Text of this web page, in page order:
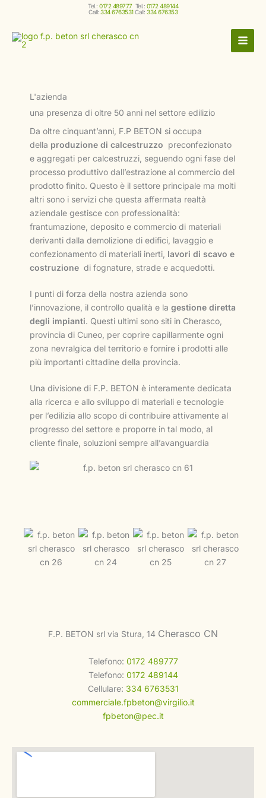
contenuto
Tel.: 0172 489777Tel.: 0172 489144
Call: 334 6763531Call: 334 676353
L'azienda
una presenza di oltre 50 anni nel settore edilizio
Da oltre cinquant’anni, F.P BETON si occupa
della produzione di calcestruzzo preconfezionato
e aggregati per calcestruzzi, seguendo ogni fase del
processo produttivo dall’estrazione al commercio del
prodotto finito. Questo è il settore principale ma molti
altri sono i servizi che questa affermata realtà
aziendale gestisce con professionalità:
frantumazione, deposito e commercio di materiali
derivanti dalla demolizione di edifici, lavaggio e
confezionamento di materiali inerti, lavori di scavo e
costruzione di fognature, strade e acquedotti.
I punti di forza della nostra azienda sono
l’innovazione, il controllo qualità e la gestione diretta
degli impianti. Questi ultimi sono siti in Cherasco,
provincia di Cuneo, per coprire capillarmente ogni
zona nevralgica del territorio e fornire i prodotti alle
più importanti cittadine della provincia.
Una divisione di F.P. BETON è interamente dedicata
alla ricerca e allo sviluppo di materiali e tecnologie
per l’edilizia allo scopo di contribuire attivamente al
progresso del settore e proporre in tal modo, al
cliente finale, soluzioni sempre all’avanguardia
F.P. BETON srl via Stura, 14 Cherasco CN
Telefono: 0172 489777
Telefono: 0172 489144
Cellulare: 334 6763531
commerciale.fpbeton@virgilio.it
fpbeton@pec.it